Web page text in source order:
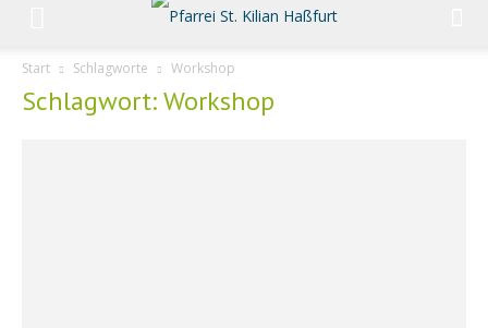
Start Schlagworte Workshop
Schlagwort: Workshop